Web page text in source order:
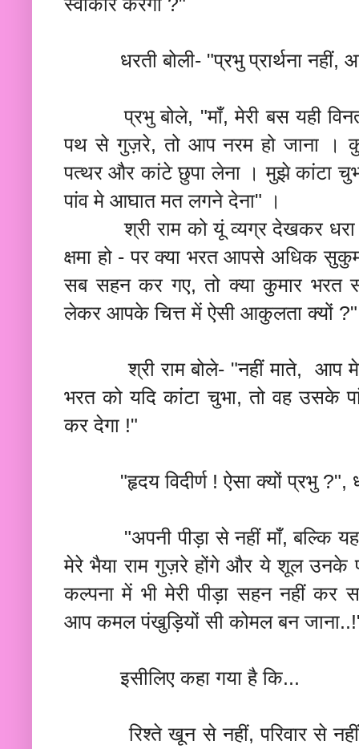
धरती बोली- "प्रभु प्रार्थना नहीं,
प्रभु बोले, "माँ, मेरी बस यही
पथ से गुज़रे, तो आप नरम हो जाना
पत्थर और कांटे छुपा लेना । मुझे कांटा
पांव मे आघात मत लगने देना" ।
श्री राम को यूं व्यग्र देखकर धरा
क्षमा हो - पर क्या भरत आपसे अधिक
सब सहन कर गए, तो क्या कुमार भरत
लेकर आपके चित्त में ऐसी आकुलता क्यों ?"
श्री राम बोले- "नहीं माते, आप मेरे
भरत को यदि कांटा चुभा, तो वह उसके
कर देगा !"
"हृदय विदीर्ण ! ऐसा क्यों प्रभु ?",
"अपनी पीड़ा से नहीं माँ, बल्कि यह
मेरे भैया राम गुज़रे होंगे और ये शूल उनके
कल्पना में भी मेरी पीड़ा सहन नहीं कर
आप कमल पंखुड़ियों सी कोमल बन
इसीलिए कहा गया है कि...
रिश्ते खून से नहीं, परिवार से नहीं,